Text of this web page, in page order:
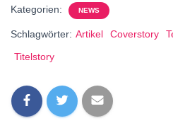
Kategorien: NEWS
Schlagwörter: Artikel Coverstory
Titelstory